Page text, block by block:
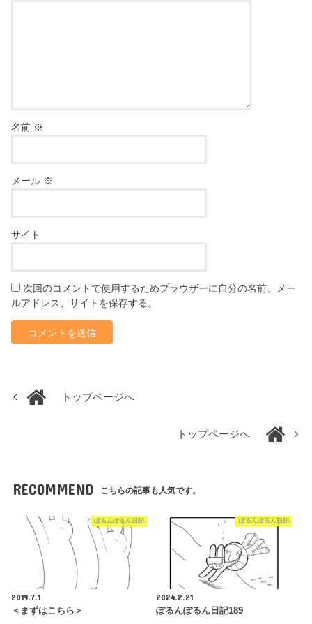
名前 ※
メール ※
サイト
次回のコメントで使用するためブラウザーに自分の名前、メー
ルアドレス、サイトを保存する。
トップページへ
トップページへ
RECOMMEND こちらの記事も人気です。
ぽるんぽるん日記
2019.7.1
＜まずはこちら＞
ぽるんぽるん日記
2024.2.21
ぽるんぽるん日記189